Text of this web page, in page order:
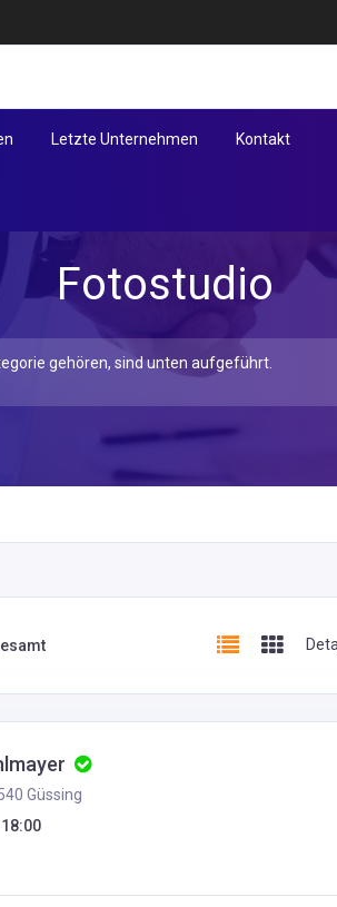
Letzte Unternehmen Kontakt
Fotostudio
gehören, sind unten aufgeführt.
Güssing